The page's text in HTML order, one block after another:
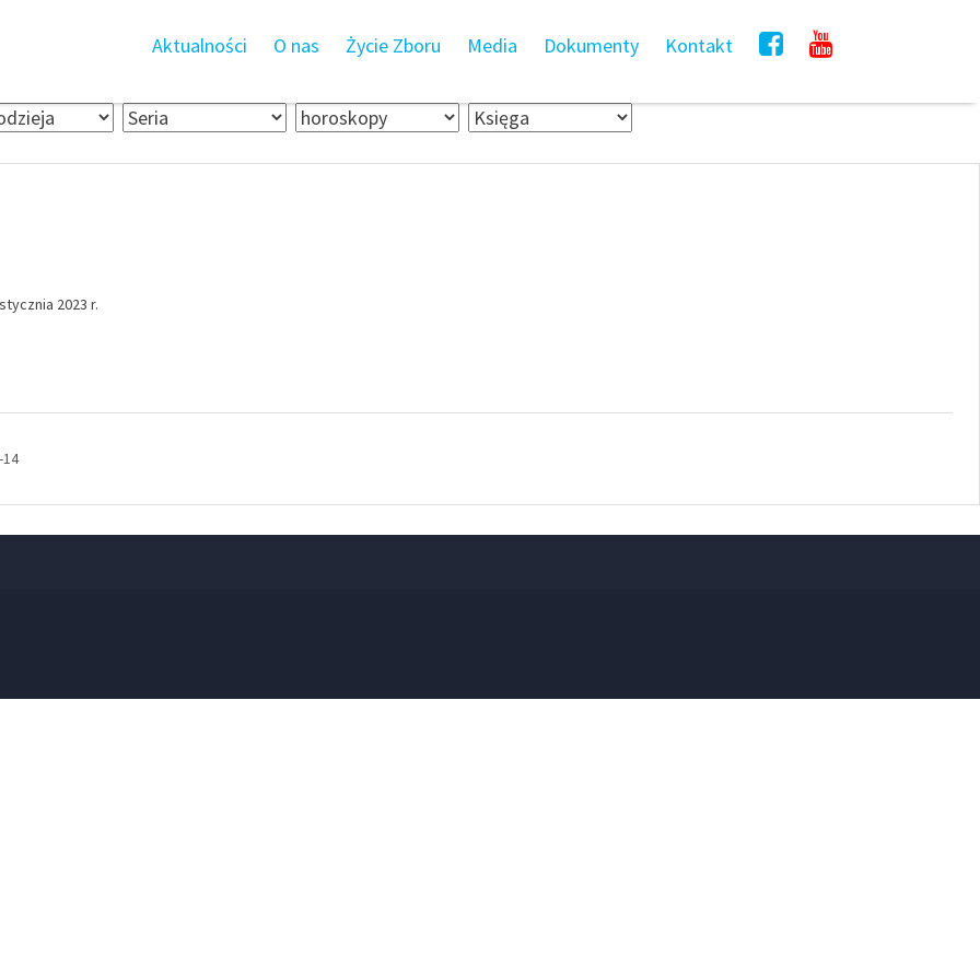
Aktualności O nas Życie Zboru Media Dokumenty Kontakt
2023 r.